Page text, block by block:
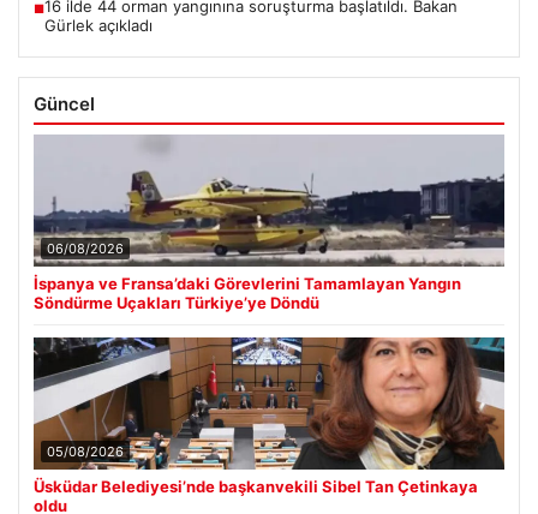
■16 ilde 44 orman yangınına soruşturma başlatıldı. Bakan
Gürlek açıkladı
Güncel
06/08/2026
İspanya ve Fransa’daki Görevlerini Tamamlayan Yangın
Söndürme Uçakları Türkiye’ye Döndü
05/08/2026
Üsküdar Belediyesi’nde başkanvekili Sibel Tan Çetinkaya
oldu